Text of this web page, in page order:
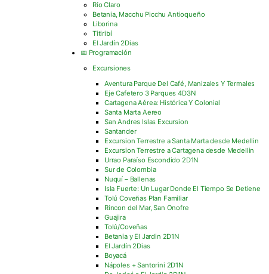
Río Claro
Betania, Macchu Picchu Antioqueño
Liborina
Titiribí
El Jardín 2Dias
📅 Programación
Excursiones
Aventura Parque Del Café, Manizales Y Termales
Eje Cafetero 3 Parques 4D3N
Cartagena Aérea: Histórica Y Colonial
Santa Marta Aereo
San Andres Islas Excursion
Santander
Excursion Terrestre a Santa Marta desde Medellin
Excursion Terrestre a Cartagena desde Medellin
Urrao Paraíso Escondido 2D1N
Sur de Colombia
Nuquí – Ballenas
Isla Fuerte: Un Lugar Donde El Tiempo Se Detiene
Tolú Coveñas Plan Familiar
Rincon del Mar, San Onofre
Guajira
Tolú/Coveñas
Betania y El Jardin 2D1N
El Jardín 2Dias
Boyacá
Nápoles + Santorini 2D1N